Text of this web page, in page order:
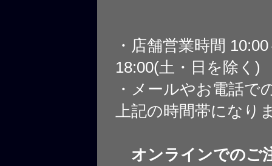
・店舗営業時間
18:00(土・日を除く)
・メールやお電話で
上記の時間帯になり
オンラインでのご